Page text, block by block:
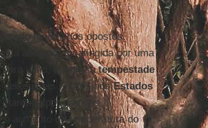
fenômenos opostos.
atlântica foi atingida por uma
julho, quando atempestade
deixou seis mortos nosEstados
por grandes
aumento da temperatura do